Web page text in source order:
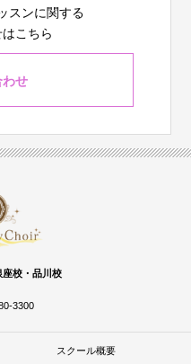
スンに関する
こちら
わせ
校・品川校
3300
スクール概要